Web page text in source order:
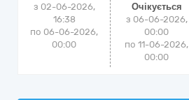
з 02-06-2026,
16:38
по 06-06-2026,
00:00
Очікується
з 06-06-2026,
00:00
по 11-06-2026,
00:00